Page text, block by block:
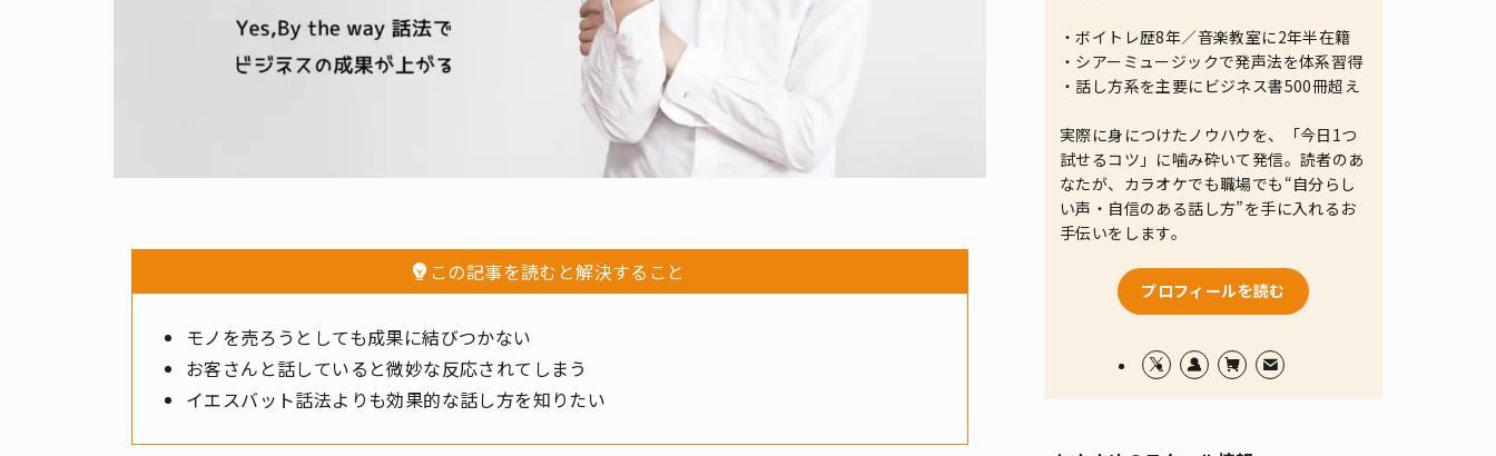
この記事を読むと解決すること
モノを売ろうとしても成果に結びつかない
お客さんと話していると微妙な反応されてしまう
イエスバット話法よりも効果的な話し方を知りたい
・ボイトレ歴8年／音楽教室に2年半在籍
・シアーミュージックで発声法を体系習得
・話し方系を主要にビジネス書500冊超え
実際に身につけたノウハウを、「今日1つ
試せるコツ」に噛み砕いて発信。読者のあ
なたが、カラオケでも職場でも“自分らし
い声・自信のある話し方”を手に入れるお
手伝いをします。
プロフィールを読む